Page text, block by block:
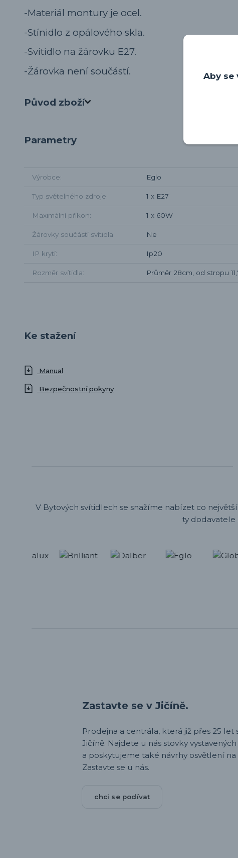
-Materiál montury je ocel.
-Stínidlo z opálového skla.
-Svítidlo na žárovku E27.
-Žárovka není součástí.
Původ zboží
Parametry
Výrobce Eglo
Typ světelného zdroje 1 x E27
Maximální příkon 1 x 60W
Žárovky součástí svítidla Ne
IP krytí Ip20
Rozměr svítidla Průměr 28cm, od stropu
Ke stažení
Manual
Bezpečnostní pokyny
V Bytových svítidlech se snažíme nabízet co
ty dodavatele
Zastavte se v Jičíně.
Prodejna a centrála, která již přes 25 let
Jičíně. Najdete u nás stovky
a poskytujeme také návrhy osvětlení
Zastavte se u nás.
chci se podívat
Aby se